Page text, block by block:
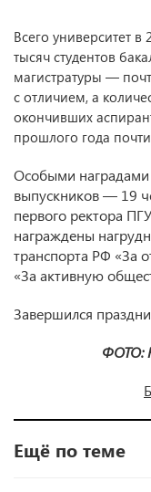
Всего университет в
тысяч студентов
магистратуры —
с отличием, а
окончивших
прошлого года
Особыми
выпускников — 19
первого ректора
награждены
транспорта РФ «За
«За активную
Завершился
ФОТО:
Ещё по теме